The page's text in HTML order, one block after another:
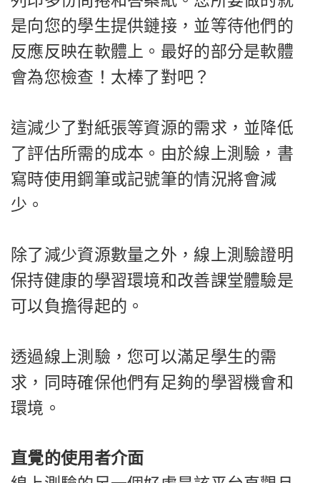
是向您的學生提供鏈接，並等待他們的
反應反映在軟體上。最好的部分是軟體
會為您檢查！太棒了對吧？
這減少了對紙張等資源的需求，並降低
了評估所需的成本。由於線上測驗，書
寫時使用鋼筆或記號筆的情況將會減
少。
除了減少資源數量之外，線上測驗證明
保持健康的學習環境和改善課堂體驗是
可以負擔得起的。
透過線上測驗，您可以滿足學生的需
求，同時確保他們有足夠的學習機會和
環境。
直覺的使用者介面